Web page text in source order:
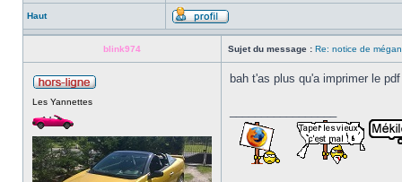
Haut
blink974 Sujet du message : Re: notice de
Les Yannettes
bah t'as plus qu'a imprimer le